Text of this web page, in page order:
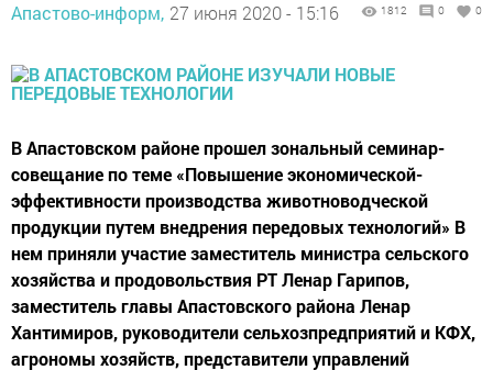
Апастово-информ, 27 июня 2020 - 15:16 1812 0 0
В Апастовском районе прошел зональный семинар-
совещание по теме «Повышение экономической-
эффективности производства животноводческой
продукции путем внедрения передовых технологий» В
нем приняли участие заместитель министра сельского
хозяйства и продовольствия РТ Ленар Гарипов,
заместитель главы Апастовского района Ленар
Хантимиров, руководители сельхозпредприятий и КФХ,
агрономы хозяйств, представители управлений